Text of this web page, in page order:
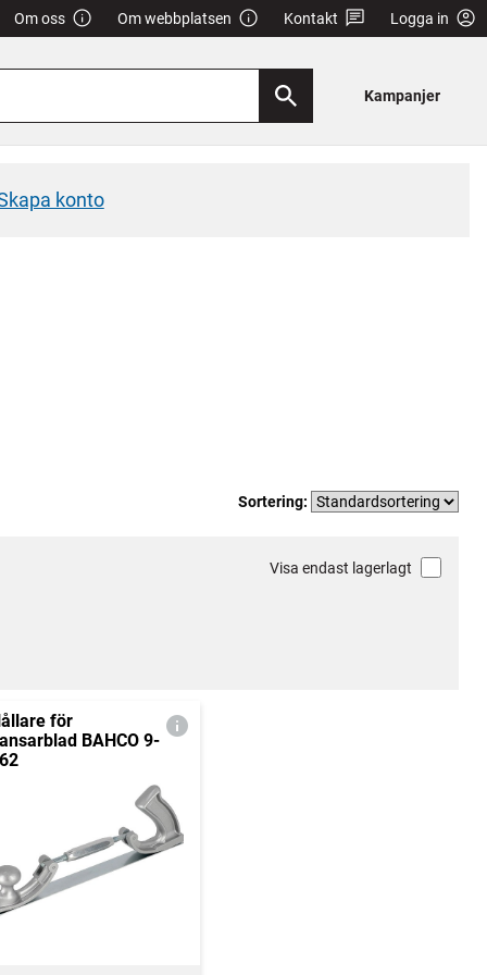
Om oss Om webbplatsen Kontakt Logga in
Kampanjer
konto
Sortering:
Visa endast lagerlagt
för
BAHCO 9-